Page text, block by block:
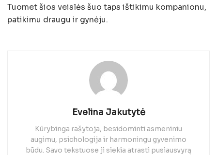
Tuomet šios veislės šuo taps ištikimu kompanionu,
patikimu draugu ir gynėju.
Evelina Jakutytė
Kūrybinga rašytoja, besidominti asmeniniu
augimu, psichologija ir harmoningu gyvenimo
būdu. Savo tekstuose ji siekia atrasti pusiausvyrą